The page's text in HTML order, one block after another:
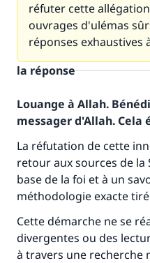
réfuter cette
ouvrages d'ulémas
réponses exhaustives
la réponse
Louange à Allah.
messager d'Allah. Cela
La réfutation de cette
retour aux sources de la
base de la foi et à un
méthodologie exacte
Cette démarche ne se
divergentes ou des
à travers une recherche